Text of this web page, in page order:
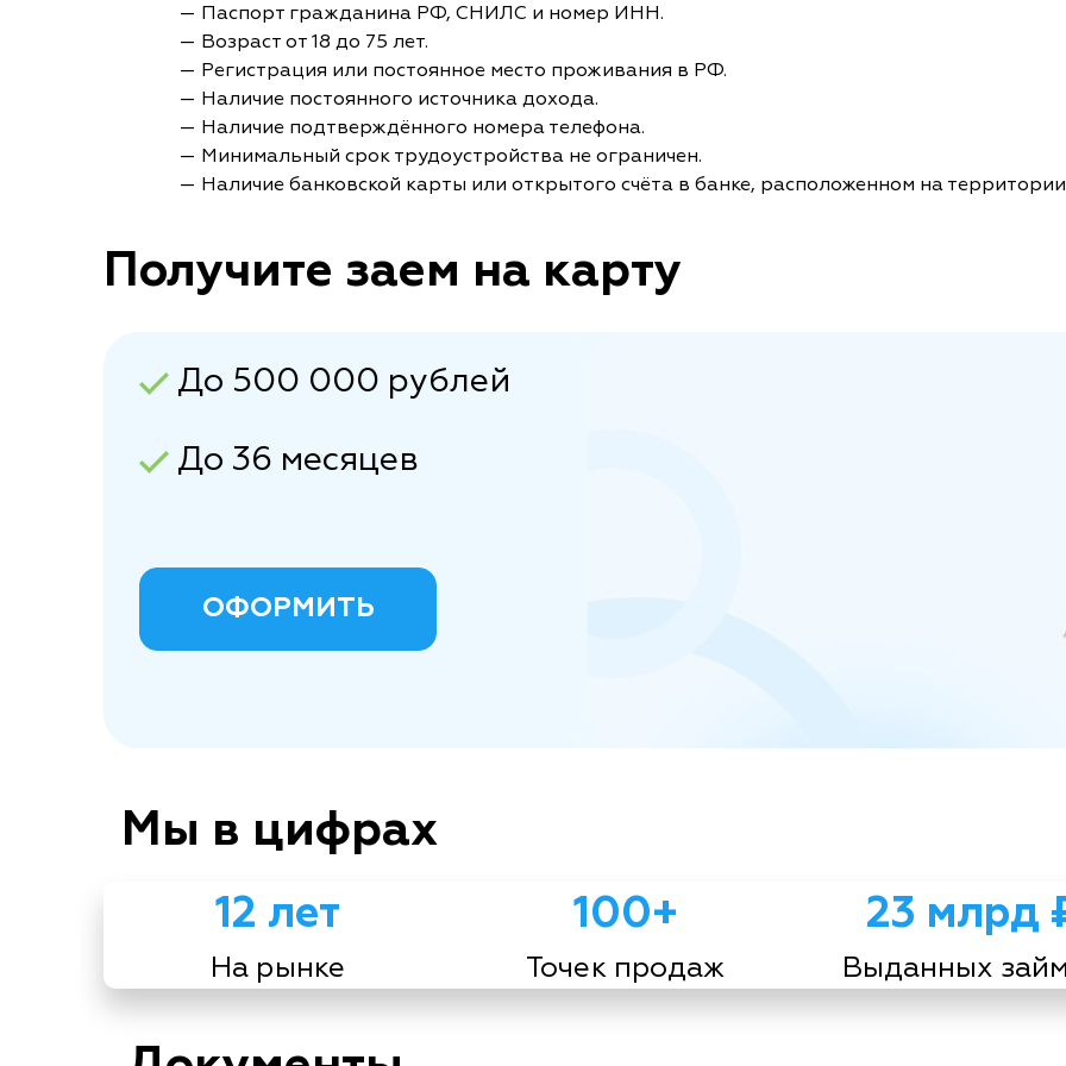
— Паспорт гражданина РФ, СНИЛС и номер ИНН.
— Возраст от 18 до 75 лет.
— Регистрация или постоянное место проживания в РФ.
— Наличие постоянного источника дохода.
— Наличие подтверждённого номера телефона.
— Минимальный срок трудоустройства не ограничен.
— Наличие банковской карты или открытого счёта в банке, расположенном на
Получите заем на карту
До 500 000 рублей
До 36 месяцев
ОФОРМИТЬ
Мы в цифрах
12 лет
На рынке
100+
Точек продаж
23 млрд
Выданных